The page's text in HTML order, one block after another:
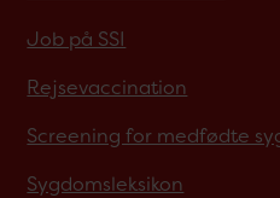
Job på SSI
Rejsevaccination
Screening for medfødte
Sygdomsleksikon